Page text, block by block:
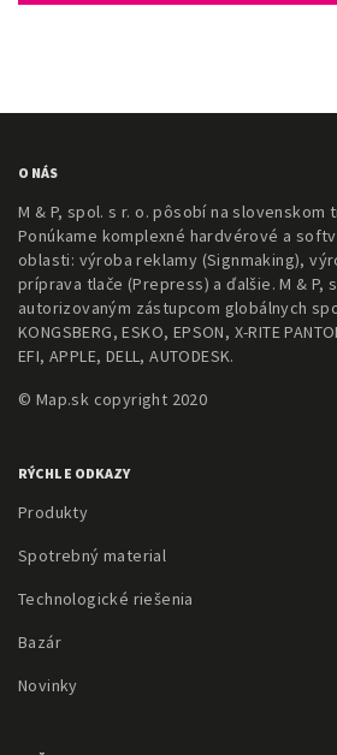
O NÁS
M & P, spol. s r. o. pôsobí na slovenskom
Ponúkame komplexné hardvérové a
oblasti: výroba reklamy (Signmaking),
príprava tlače (Prepress) a ďalšie. M & P,
autorizovaným zástupcom globálnych
KONGSBERG, ESKO, EPSON, X-RITE
EFI, APPLE, DELL, AUTODESK.
© Map.sk copyright 2020
RÝCHLE ODKAZY
Produkty
Spotrebný material
Technologické riešenia
Bazár
Novinky